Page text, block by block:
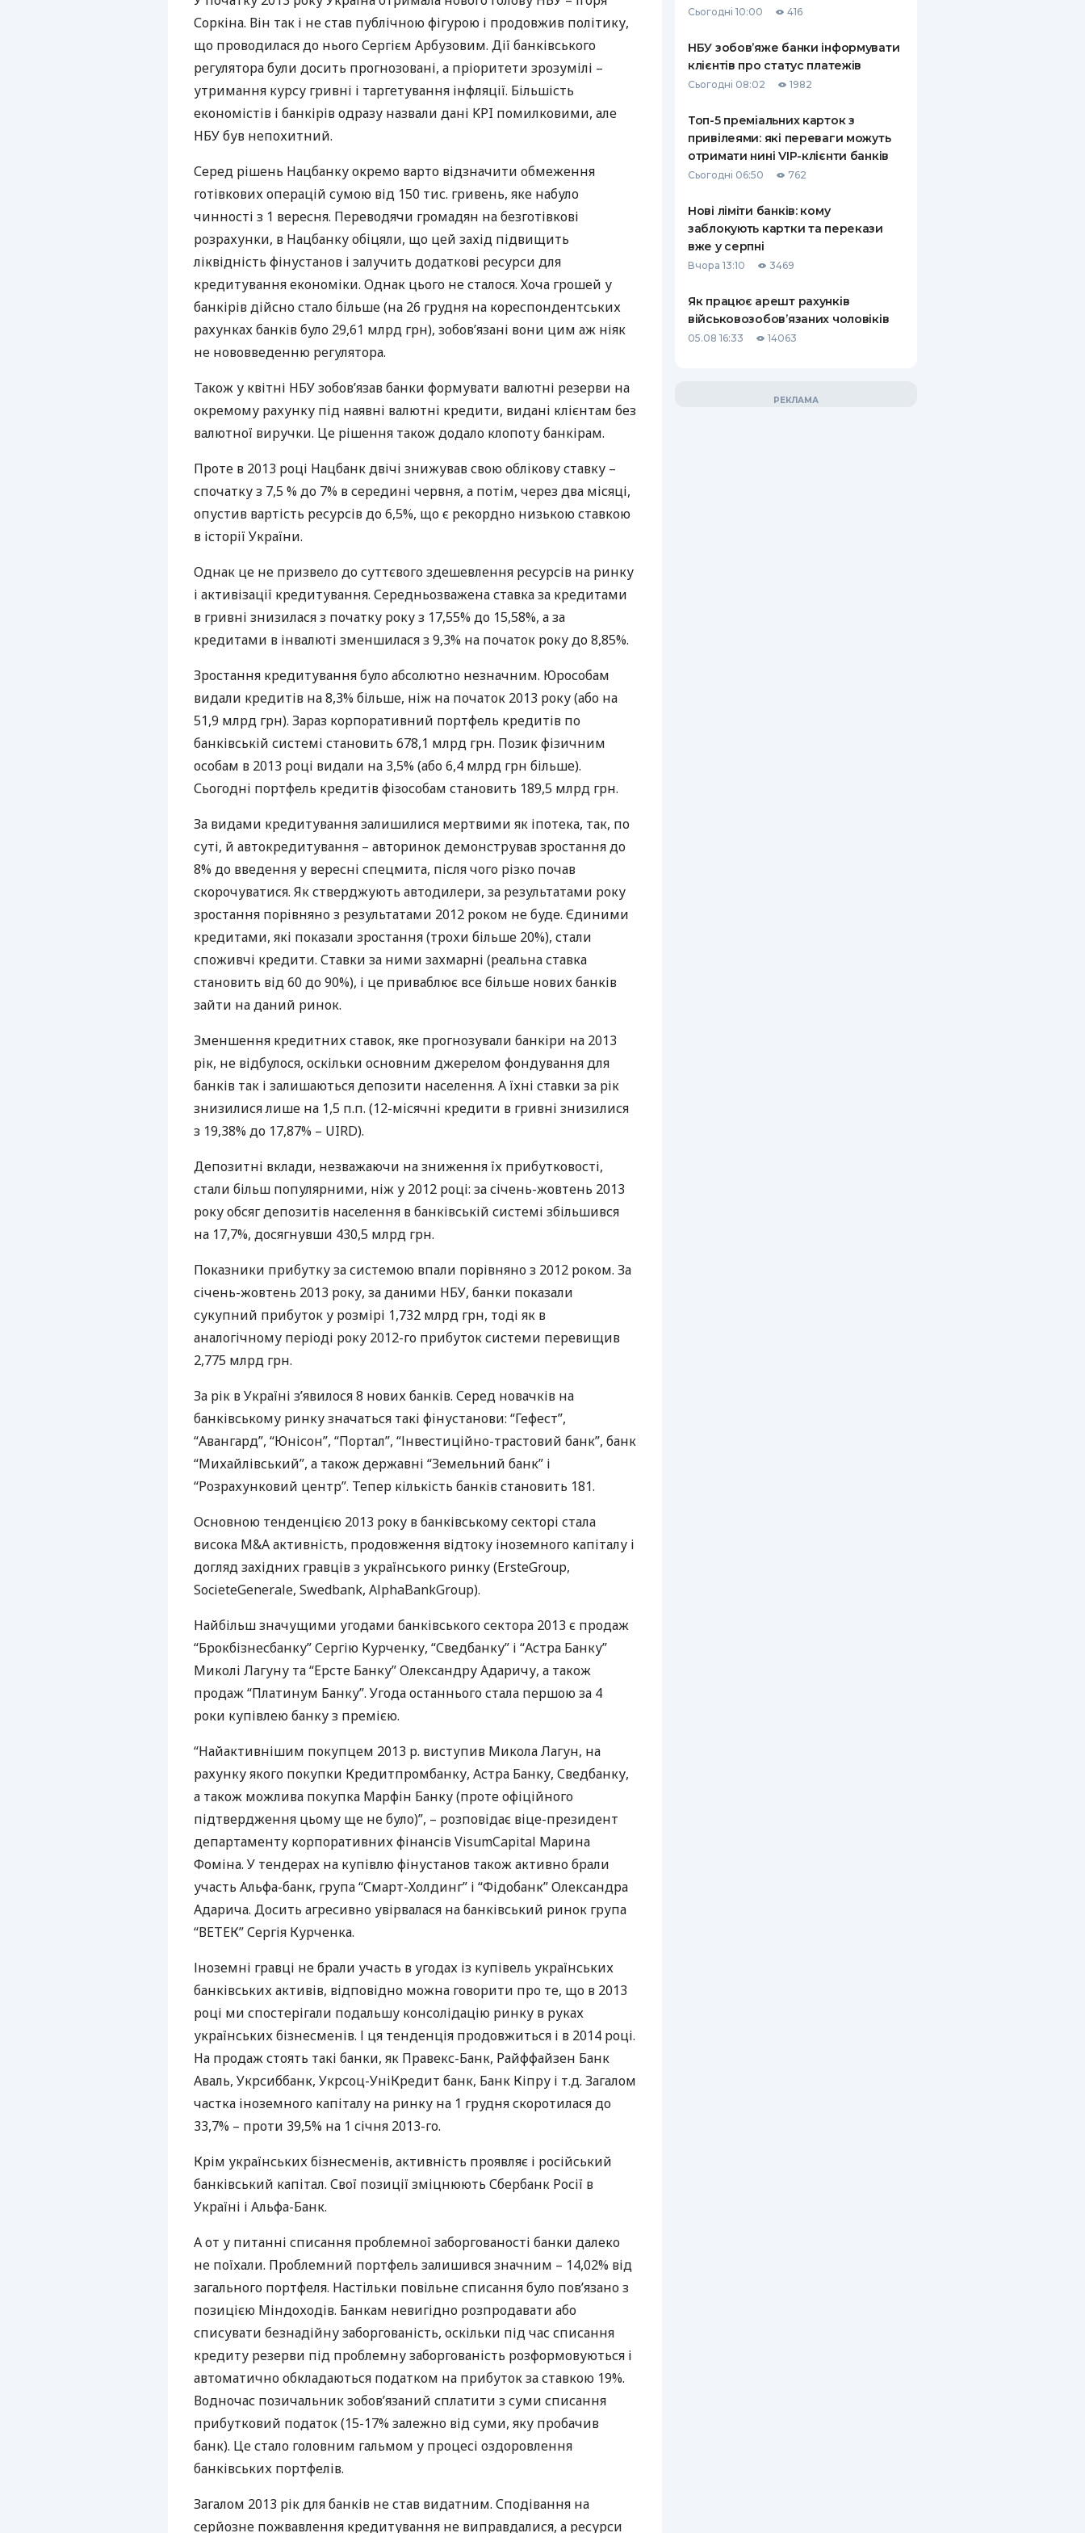
РЕЙТИНГ ДЕБЕТОВИХ
КАРТОК
ЩОМІСЯЧНИЙ ОГЛЯД
КЕШБЕКУ
ПУТІВНИКИ ПО
СТРАХУВАННЮ
ВСІ СТРАХОВІ ПОЛІСИ
ВІДГУКИ ПРО СТРАХОВІ
КОМПАНІЇ
КОНТАКТИ
Соркіна. Він так і не став публічною фігурою і продовжив політику,
що проводилася до нього Сергієм Арбузовим. Дії банківського
регулятора були досить прогнозовані, а пріоритети зрозумілі –
утримання курсу гривні і таргетування інфляції. Більшість
економістів і банкірів одразу назвали дані KPI помилковими, але
НБУбув непохитний.
Серед рішень Нацбанку окремо варто відзначити обмеження
готівкових операцій сумою від 150 тис. гривень, яке набуло
чинності з 1 вересня. Переводячи громадян на безготівкові
розрахунки, в Нацбанку обіцяли, що цей захід підвищить
ліквідність фінустанов і залучить додаткові ресурси для
кредитування економіки. Однак цього не сталося. Хоча грошей у
банкірів дійсно стало більше (на 26 грудня на кореспондентських
рахунках банків було 29,61 млрд грн), зобов’язані вони цим аж ніяк
не нововведенню регулятора.
Також у квітні НБУзобов’язав банки формувати валютні резерви на
окремому рахунку під наявні валютні кредити, видані клієнтам без
валютної виручки. Це рішення також додало клопоту банкірам.
Проте в 2013 році Нацбанк двічі знижував свою облікову ставку –
спочатку з 7,5 % до 7% в середині червня, а потім, через два місяці,
опустив вартість ресурсів до 6,5%, що є рекордно низькою ставкою
в історії України.
Однак це не призвело до суттєвого здешевлення ресурсів на ринку
і активізації кредитування. Середньозважена ставка за кредитами
в гривні знизилася з початку року з 17,55% до 15,58%, а за
кредитами в інвалюті зменшилася з 9,3% на початок року до 8,85%.
Зростання кредитування було абсолютно незначним. Юрособам
видали кредитів на 8,3% більше, ніж на початок 2013 року (або на
51,9 млрд грн). Зараз корпоративний портфель кредитів по
банківській системі становить 678,1 млрд грн. Позик фізичним
особам в 2013 році видали на 3,5% (або 6,4 млрд грн більше).
Сьогодні портфель кредитів фізособам становить 189,5 млрд грн.
За видами кредитування залишилися мертвими як іпотека, так, по
суті, й автокредитування – авторинок демонстрував зростання до
8% до введення у вересні спецмита, після чого різко почав
скорочуватися. Як стверджують автодилери, за результатами року
зростання порівняно з результатами 2012 роком не буде. Єдиними
кредитами, які показали зростання (трохи більше 20%), стали
споживчі кредити. Ставки за ними захмарні (реальна ставка
становить від 60 до 90%), і це приваблює все більше нових банків
зайти на даний ринок.
Зменшення кредитних ставок, яке прогнозували банкіри на 2013
рік, не відбулося, оскільки основним джерелом фондування для
банків так і залишаються депозити населення. А їхні ставки за рік
знизилися лише на 1,5 п.п. (12-місячні кредити в гривні знизилися
з 19,38% до 17,87% – UIRD).
Депозитні вклади, незважаючи на зниження їх прибутковості,
стали більш популярними, ніж у 2012 році: за січень-жовтень 2013
року обсяг депозитів населення в банківській системі збільшився
на 17,7%, досягнувши 430,5 млрд грн.
Показники прибутку за системою впали порівняно з 2012 роком. За
січень-жовтень 2013 року, за даними НБУ, банки показали
сукупний прибуток у розмірі 1,732 млрд грн, тоді як в
аналогічному періоді року 2012-го прибуток системи перевищив
2,775 млрд грн.
За рік в Україні з’явилося 8 нових банків. Серед новачків на
банківському ринку значаться такі фінустанови: “Гефест”,
“Авангард”, “Юнісон”, “Портал”, “Інвестиційно-трастовий банк”, банк
“Михайлівський”, а також державні “Земельний банк” і
“Розрахунковий центр”. Тепер кількість банків становить 181.
Основною тенденцією 2013 року в банківському секторі стала
висока M&A активність, продовження відтоку іноземного капіталу і
догляд західних гравців з українського ринку (ErsteGroup,
SocieteGenerale, Swedbank, AlphaBankGroup).
Найбільш значущими угодами банківського сектора 2013 є продаж
“Брокбізнесбанку” Сергію Курченку, “Сведбанку” і “Астра Банку”
Миколі Лагуну та “Ерсте Банку” Олександру Адаричу, а також
продаж “Платинум Банку”. Угода останнього стала першою за 4
роки купівлею банку з премією.
“Найактивнішим покупцем 2013 р. виступив Микола Лагун, на
рахунку якого покупки Кредитпромбанку, Астра Банку, Сведбанку,
а також можлива покупка Марфін Банку (проте офіційного
підтвердження цьому ще не було)”, – розповідає віце-президент
департаменту корпоративних фінансів VisumCapital Марина
Фоміна. У тендерах на купівлю фінустанов також активно брали
участь Альфа-банк, група “Смарт-Холдинг” і “Фідобанк” Олександра
Адарича. Досить агресивно увірвалася на банківський ринок група
“ВЕТЕК” Сергія Курченка.
Іноземні гравці не брали участь в угодах із купівель українських
банківських активів, відповідно можна говорити про те, що в 2013
році ми спостерігали подальшу консолідацію ринку в руках
українських бізнесменів. І ця тенденція продовжиться і в 2014 році.
На продаж стоять такі банки, як Правекс-Банк, Райффайзен Банк
Аваль, Укрсиббанк, Укрсоц-УніКредит банк, Банк Кіпру і т.д. Загалом
частка іноземного капіталу на ринку на 1 грудня скоротилася до
33,7% – проти 39,5% на 1 січня 2013-го.
Крім українських бізнесменів, активність проявляє і російський
банківський капітал. Свої позиції зміцнюють Сбербанк Росії в
Україні і Альфа-Банк.
А от у питанні списання проблемної заборгованості банки далеко
не поїхали. Проблемний портфель залишився значним – 14,02% від
загального портфеля. Настільки повільне списання було пов’язано з
позицією Міндоходів. Банкам невигідно розпродавати або
списувати безнадійну заборгованість, оскільки під час списання
кредиту резерви під проблемну заборгованість розформовуються і
автоматично обкладаються податком на прибуток за ставкою 19%.
Водночас позичальник зобов’язаний сплатити з суми списання
прибутковий податок (15-17% залежно від суми, яку пробачив
банк). Це стало головним гальмом у процесі оздоровлення
банківських портфелів.
Загалом 2013 рік для банків не став видатним. Сподівання на
серйозне пожвавлення кредитування не виправдалися, а ресурси
Сьогодні 10:00 416
НБУ зобов’яже банки інформувати
клієнтів про статус платежів
Сьогодні 08:02 1982
Топ-5 преміальних карток з
привілеями: які переваги можуть
отримати нині VIP-клієнти банків
Сьогодні 06:50 762
Нові ліміти банків: кому
заблокують картки та перекази
вже у серпні
Вчора 13:10 3469
Як працює арешт рахунків
військовозобов’язаних чоловіків
05.08 16:33 14063